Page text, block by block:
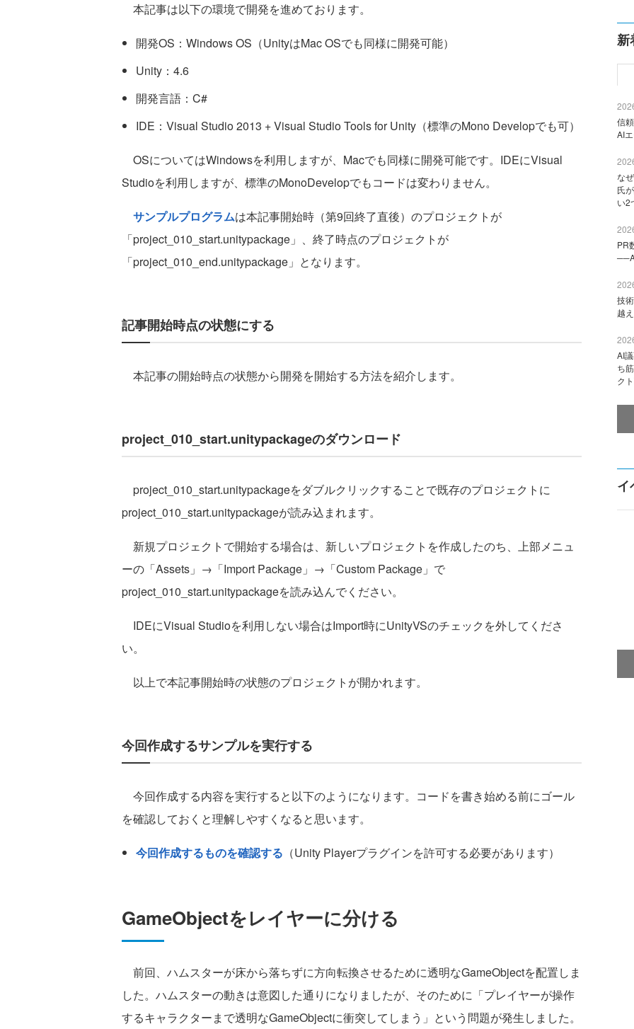
本記事は以下の環境で開発を進めております。
開発OS：Windows OS（UnityはMac OSでも同様に開発可能）
Unity：4.6
開発言語：C#
IDE：Visual Studio 2013 + Visual Studio Tools for Unity（標準のMono Developでも可）
OSについてはWindowsを利用しますが、Macでも同様に開発可能です。IDEにVisual
Studioを利用しますが、標準のMonoDevelopでもコードは変わりません。
サンプルプログラムは本記事開始時（第9回終了直後）のプロジェクトが
「project_010_start.unitypackage」、終了時点のプロジェクトが
「project_010_end.unitypackage」となります。
記事開始時点の状態にする
本記事の開始時点の状態から開発を開始する方法を紹介します。
project_010_start.unitypackageのダウンロード
project_010_start.unitypackageをダブルクリックすることで既存のプロジェクトに
project_010_start.unitypackageが読み込まれます。
新規プロジェクトで開始する場合は、新しいプロジェクトを作成したのち、上部メニュ
ーの「Assets」→「Import Package」→「Custom Package」で
project_010_start.unitypackageを読み込んでください。
IDEにVisual Studioを利用しない場合はImport時にUnityVSのチェックを外してくださ
い。
以上で本記事開始時の状態のプロジェクトが開かれます。
今回作成するサンプルを実行する
今回作成する内容を実行すると以下のようになります。 コードを書き始める前にゴール
を確認しておくと理解しやすくなると思います。
今回作成するものを確認する （Unity Playerプラグインを許可する必要があります）
GameObjectをレイヤーに分ける
前回、ハムスターが床から落ちずに方向転換させるために透明なGameObjectを配置しま
した。ハムスターの動きは意図した通りになりましたが、そのために「プレイヤーが操作
するキャラクターまで透明なGameObjectに衝突してしまう」という問題が発生しました。
新
信
AI
な
氏
い2
PR
技
越
AI
ち
ク
イ